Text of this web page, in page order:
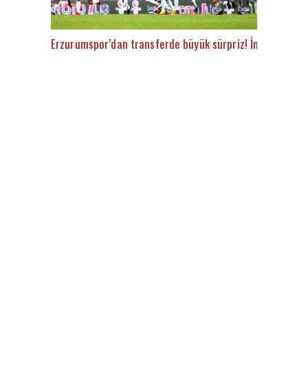
Erzurumspor’dan transferde büyük sürpriz! İngiliz golcü